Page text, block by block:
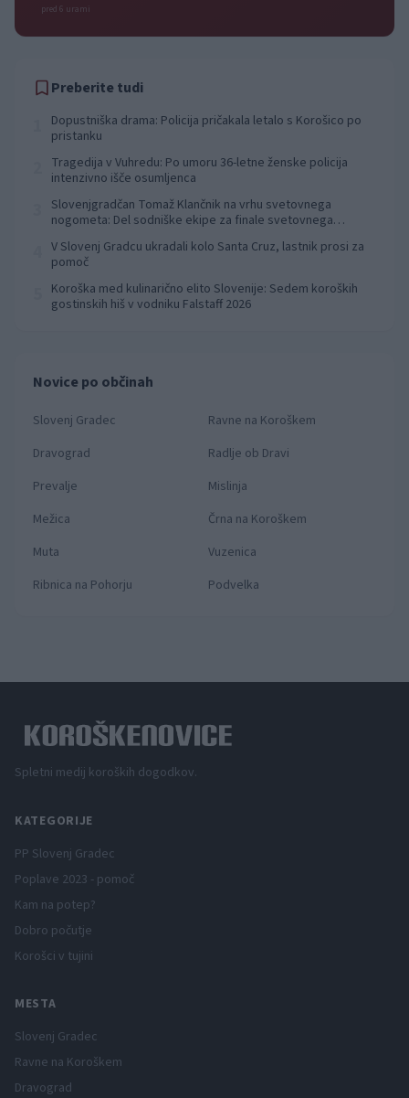
pred 6 urami
Preberite tudi
Dopustniška drama: Policija pričakala letalo s Korošico po
pristanku
Tragedija v Vuhredu: Po umoru 36-letne ženske policija
intenzivno išče osumljenca
Slovenjgradčan Tomaž Klančnik na vrhu svetovnega
nogometa: Del sodniške ekipe za finale svetovnega
V Slovenj Gradcu ukradali kolo Santa Cruz, lastnik prosi za
pomoč
Koroška med kulinarično elito Slovenije: Sedem koroških
gostinskih hiš v vodniku Falstaff 2026
Novice po občinah
Slovenj Gradec
Ravne na Koroškem
Dravograd
Radlje ob Dravi
Prevalje
Mislinja
Mežica
Črna na Koroškem
Muta
Vuzenica
Ribnica na Pohorju
Podvelka
Spletni medij koroških dogodkov.
KATEGORIJE
PP Slovenj Gradec
Poplave 2023 - pomoč
Kam na potep?
Dobro počutje
Korošci v tujini
MESTA
Slovenj Gradec
Ravne na Koroškem
Dravograd